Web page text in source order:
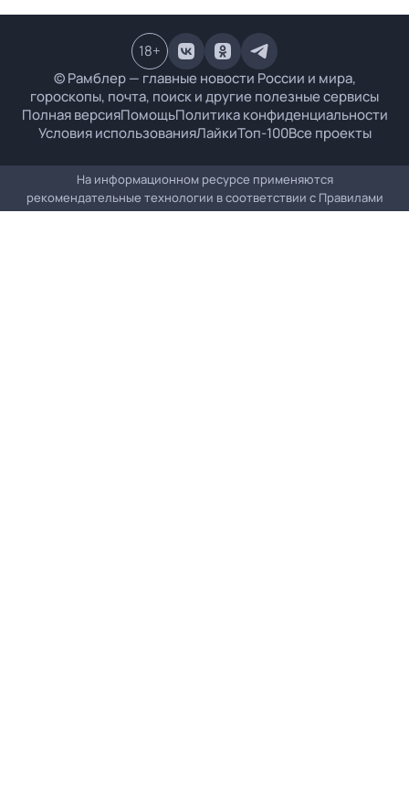
© Рамблер — главные новости России и мира,
гороскопы, почта, поиск и другие полезные сервисы
Полная версияПомощьПолитика конфиденциальности
Условия использованияЛайкиТоп-100Все проекты
18+
На информационном ресурсе применяются
рекомендательные технологии в соответствии с Правилами